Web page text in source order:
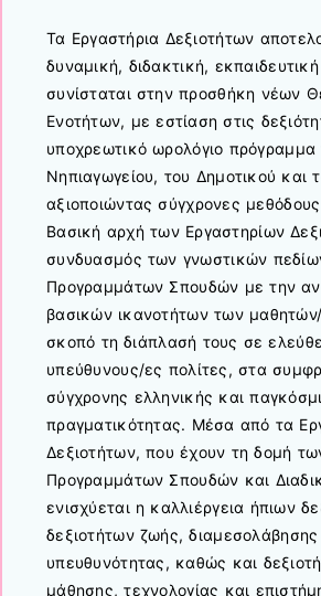
Τα Εργαστήρια Δεξιοτήτων
δυναμική, διδακτική,
συνίσταται στην προσθήκη νέων
Ενοτήτων, με εστίαση στις
υποχρεωτικό ωρολόγιο πρόγραμμα
Νηπιαγωγείου, του Δημοτικού και
αξιοποιώντας σύγχρονες
Βασική αρχή των Εργαστηρίων
συνδυασμός των γνωστικών
Προγραμμάτων Σπουδών με την
βασικών ικανοτήτων των
σκοπό τη διάπλασή τους σε
υπεύθυνους/ες πολίτες, στα
σύγχρονης ελληνικής και
πραγματικότητας. Μέσα από τα
Δεξιοτήτων, που έχουν τη δομή
Προγραμμάτων Σπουδών και
ενισχύεται η καλλιέργεια ήπιων
δεξιοτήτων ζωής, διαμεσολάβησης
υπευθυνότητας, καθώς και
μάθησης, τεχνολογίας και